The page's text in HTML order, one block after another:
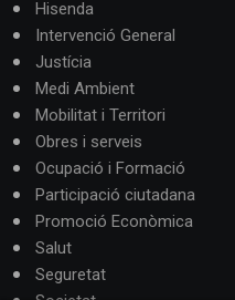
Hisenda
Intervenció General
Justícia
Medi Ambient
Mobilitat i Territori
Obres i serveis
Ocupació i Formació
Participació ciutadana
Promoció Econòmica
Salut
Seguretat